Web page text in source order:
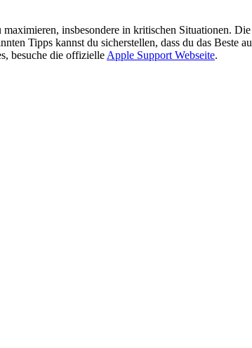
insbesondere in kritischen Situationen.
Tipps kannst du sicherstellen, dass du das Beste
besuche die offizielle Apple Support Webseite.